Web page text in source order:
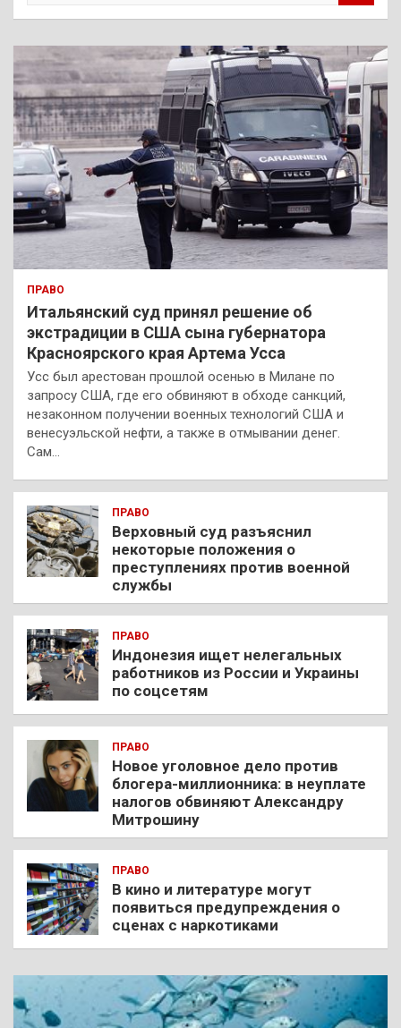
к
ПРАВО
Итальянский суд принял решение об
экстрадиции в США сына губернатора
Красноярского края Артема Усса
Усс был арестован прошлой осенью в Милане по
запросу США, где его обвиняют в обходе санкций,
незаконном получении военных технологий США и
венесуэльской нефти, а также в отмывании денег.
Сам…
ПРАВО
Верховный суд разъяснил
некоторые положения о
преступлениях против военной
службы
ПРАВО
Индонезия ищет нелегальных
работников из России и Украины
по соцсетям
ПРАВО
Новое уголовное дело против
блогера-миллионника: в неуплате
налогов обвиняют Александру
Митрошину
ПРАВО
В кино и литературе могут
появиться предупреждения о
сценах с наркотиками